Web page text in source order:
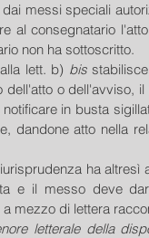
messi speciali
al consegnatario
non ha sottoscritto.
lett. b) bis
dell'atto o dell'avviso,
in busta
dandone atto nella
ha
e il messo deve
mezzo di lettera
letterale della